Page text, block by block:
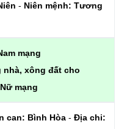
- Niên mệnh: Tương
mạng
xông đất cho
mạng
can: Bình Hòa - Địa chi: